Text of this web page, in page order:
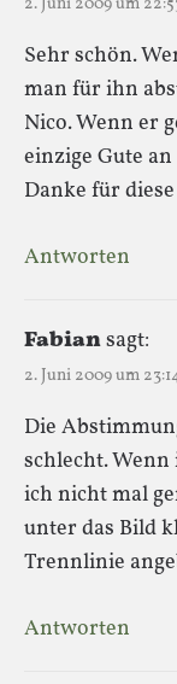
Sehr schön.
man für ihn
Nico. Wenn er
einzige Gute an
Danke für
Antworten
Fabiansagt:
2. Juni 2009 um
Die
schlecht.
ich nicht mal
unter das Bild
Trennlinie
Antworten